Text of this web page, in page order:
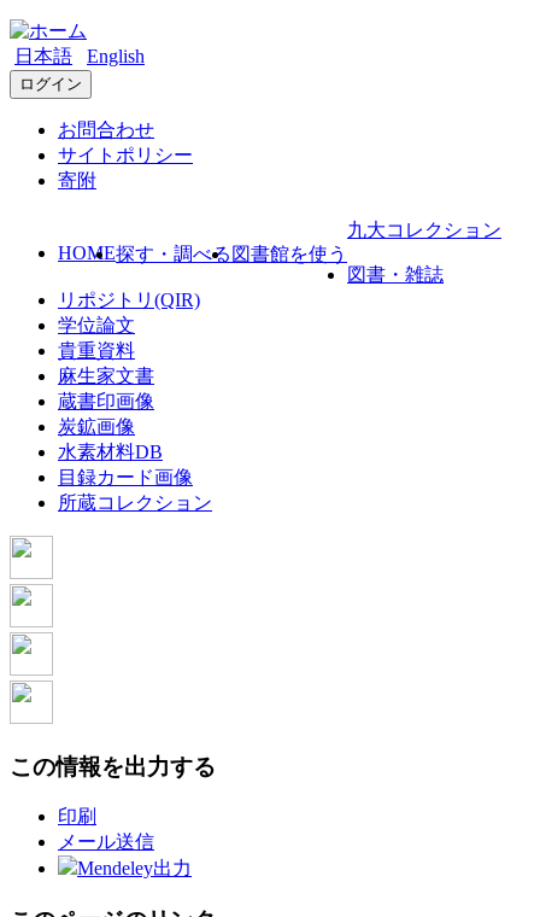
日本語 English
ログイン
お問合わせ
サイトポリシー
寄附
HOME探す・調べる 図書館を使う
九大コレクション
図書・雑誌
リポジトリ(QIR)
学位論文
貴重資料
麻生家文書
蔵書印画像
炭鉱画像
水素材料DB
目録カード画像
所蔵コレクション
この情報を出力する
印刷
メール送信
Mendeley出力